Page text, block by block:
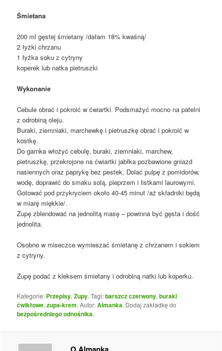
Śmietana
200 ml gęstej śmietany /dałam 18% kwaśną/
2 łyżki chrzanu
1 łyżka soku z cytryny
koperek lub natka pietruszki
Wykonanie
Cebule obrać i pokroić w ćwiartki. Podsmażyć mocno na patelni
z odrobiną oleju.
Buraki, ziemniaki, marchewkę i pietruszkę obrać i pokroić w
kostkę.
Do garnka włożyć cebulę, buraki, ziemniaki, marchew,
pietruszkę, przekrojone na ćwiartki jabłka pozbawione gniazd
nasiennych oraz paprykę bez pestek. Dolać pulpę z pomidorów,
wodę, doprawić do smaku solą, pieprzem i listkami laurowymi.
Gotować pod przykryciem około 40-45 minut /aż składniki będą
w miarę miękkie/.
Zupę zblendować na jednolitą masę – powinna być gęsta i dość
jednolita.
Osobno w miseczce wymieszać śmietanę z chrzanem i sokiem
z cytryny.
Zupę podać z kleksem śmietany i odrobiną natki lub koperku.
Kategorie: Przepisy,Zupy. Tagi:barszcz czerwony,buraki
ćwikłowe,zupa-krem. Autor:Almanka. Dodaj zakładkę do
bezpośredniego odnośnika.